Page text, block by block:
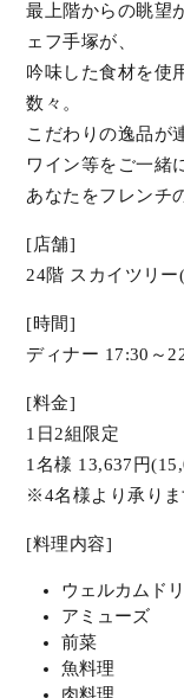
最上階からの眺望
ェフ⼿塚が、
吟味した⾷材を使
数々。
こだわりの逸品が
ワイン等をご⼀緒
あなたをフレンチ
[店舗]
24階 スカイツリ
[時間]
ディナー 17:30～
[料金]
1日2組限定
1名様 13,637円
※4名様より承りま
[料理内容]
ウェルカムド
アミューズ
前菜
魚料理